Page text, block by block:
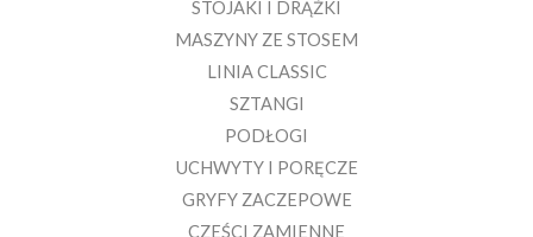
STOJAKI I DRĄŻKI
MASZYNY ZE STOSEM
LINIA CLASSIC
SZTANGI
PODŁOGI
UCHWYTY I PORĘCZE
GRYFY ZACZEPOWE
CZEŚCI ZAMIENNE